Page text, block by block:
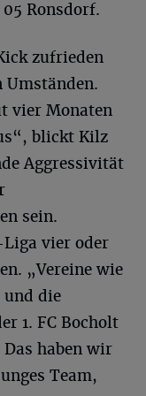
Ronsdorf.
zufrieden
vier Monaten
blickt Kilz
Aggressivität
sein.
vier oder
„Vereine wie
und die
1. FC Bocholt
haben wir
Team,